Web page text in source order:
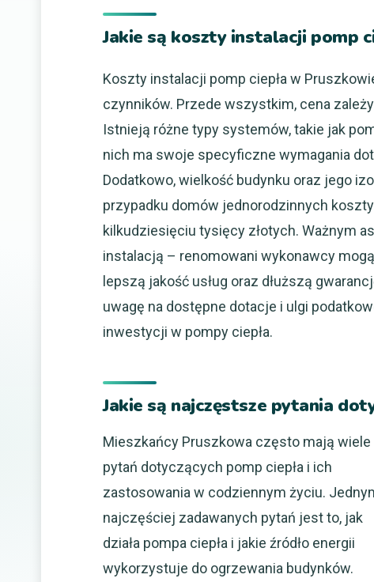
Jakie są koszty instalacji pomp
Koszty instalacji pomp ciepła w
czynników. Przede wszystkim, cena
Istnieją różne typy systemów, takie jak
nich ma swoje specyficzne wymagania
Dodatkowo, wielkość budynku oraz jego
przypadku domów jednorodzinnych
kilkudziesięciu tysięcy złotych. Ważnym
instalacją – renomowani wykonawcy
lepszą jakość usług oraz dłuższą
uwagę na dostępne dotacje i ulgi
inwestycji w pompy ciepła.
Jakie są najczęstsze pytania
Mieszkańcy Pruszkowa często mają wiele
pytań dotyczących pomp ciepła i ich
zastosowania w codziennym życiu.
najczęściej zadawanych pytań jest to, jak
działa pompa ciepła i jakie źródło energii
wykorzystuje do ogrzewania budynków.